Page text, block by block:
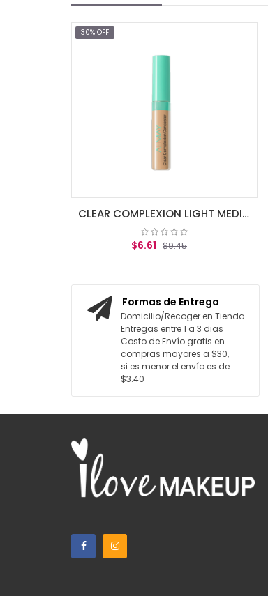
30% OFF
CLEAR COMPLEXION LIGHT MEDIUM
$6.61 $9.45
Formas de Entrega
Domicilio/Recoger en Tienda
Entregas entre 1 a 3 dias
Costo de Envío gratis en
compras mayores a $30,
si es menor el envío es de
$3.40